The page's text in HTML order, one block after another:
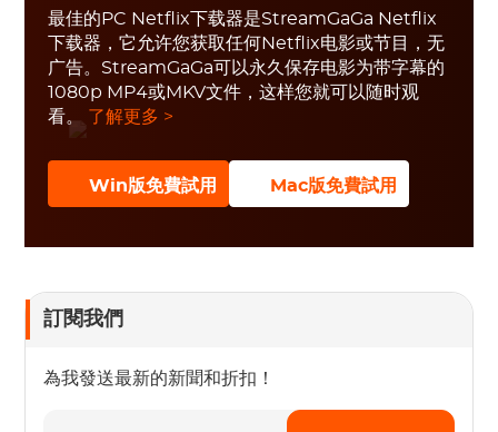
最佳的PC Netflix下载器是StreamGaGa Netflix
下载器，它允许您获取任何Netflix电影或节目，无
广告。StreamGaGa可以永久保存电影为带字幕的
1080p MP4或MKV文件，这样您就可以随时观
看。 了解更多 >
Win版免費試用 Mac版免費試用
訂閱我們
為我發送最新的新聞和折扣！